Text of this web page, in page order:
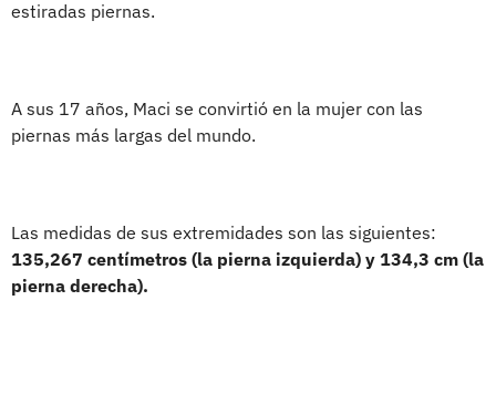
estiradas piernas.
A sus 17 años, Maci se convirtió en la mujer con las
piernas más largas del mundo.
Las medidas de sus extremidades son las siguientes:
135,267 centímetros (la pierna izquierda) y 134,3 cm (la
pierna derecha).